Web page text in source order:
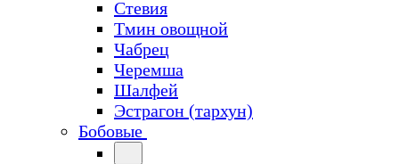
Стевия
Тмин овощной
Чабрец
Черемша
Шалфей
Эстрагон (тархун)
Бобовые